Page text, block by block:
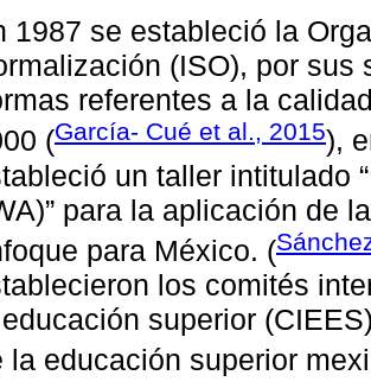
1987 se estableció la
(ISO), por
referentes a la
(García- Cué et al., 2015),
un taller intitulado
para la aplicación de
para México. (
los comités
superior
la educación superior